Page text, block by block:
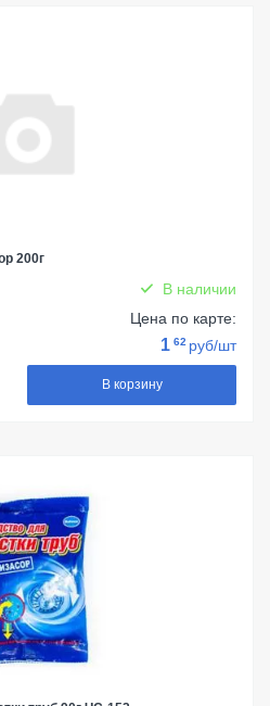
200г
В наличии
Цена по карте:
1 62 руб/шт
В корзину